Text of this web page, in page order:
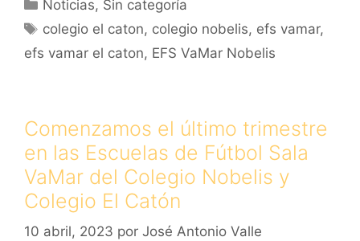
Noticias, Sin categoría
Etiquetas
colegio el caton, colegio nobelis, efs vamar,
efs vamar el caton, EFS VaMar Nobelis
Comenzamos el último trimestre
en las Escuelas de Fútbol Sala
VaMar del Colegio Nobelis y
Colegio El Catón
10 abril, 2023 por José Antonio Valle